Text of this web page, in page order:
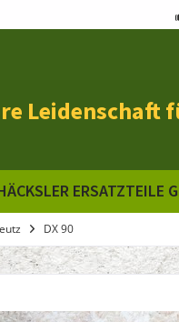
Leidenschaft
ERSATZTEILE
DX 90